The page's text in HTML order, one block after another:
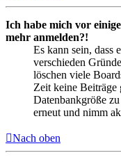
Ich habe mich vor
mehr anmelden?!
Es kann sein, dass
verschieden
löschen viele
Zeit keine Beiträge
Datenbankgröße
erneut und nimm
Nach oben